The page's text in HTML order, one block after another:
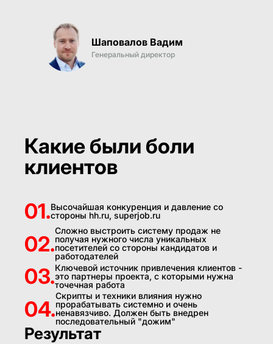
Шаповалов Вадим
Генеральный директор
Какие были боли
клиентов
01.Высочайшая конкуренция и давление со
стороны hh.ru, superjob.ru
02.
Сложно выстроить систему продаж не
получая нужного числа уникальных
посетителей со стороны кандидатов и
работодателей
03.Ключевой источник привлечения клиентов -
это партнеры проекта, с которыми нужна
точечная работа
04.
Скрипты и техники влияния нужно
прорабатывать системно и очень
ненавязчиво. Должен быть внедрен
последовательный "дожим"
Результат